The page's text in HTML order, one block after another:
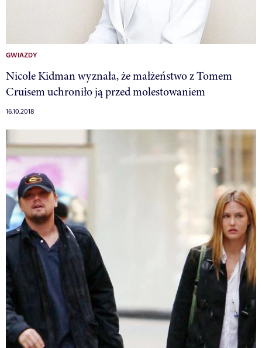
GWIAZDY
Nicole Kidman wyznała, że małżeństwo z Tomem
Cruisem uchroniło ją przed molestowaniem
16.10.2018